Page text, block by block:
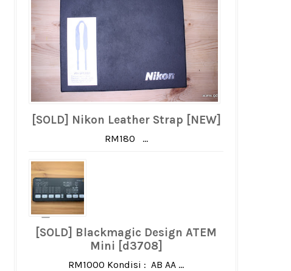
[SOLD] Nikon Leather Strap [NEW]
RM180 ...
[SOLD] Blackmagic Design ATEM
Mini [d3708]
RM1000 Kondisi : AB AA ...